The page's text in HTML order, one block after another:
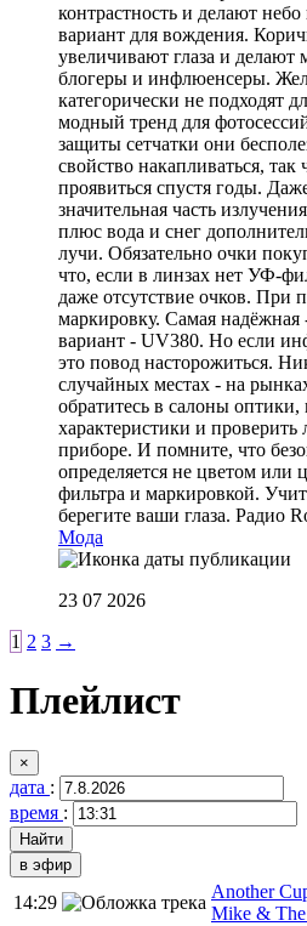
контрастность и делают
вариант для вождения.
увеличивают глаза и
блогеры и инфлюенсеры.
категорически не подходят
модный тренд для
защиты сетчатки они
свойство накапливаться, так
проявиться спустя годы.
значительная часть
плюс вода и снег
лучи. Обязательно очки
что, если в линзах нет УФ-
даже отсутствие очков. При
маркировку. Самая
вариант - UV380. Но если
это повод насторожиться.
случайных местах - на
обратитесь в салоны
характеристики и
приборе. И помните, что
определяется не цветом
фильтра и маркировкой.
берегите ваши глаза. Радио
Мода
23 07 2026
1 2 3 →
Плейлист
×
дата :
время :
в эфир
14:29
Another
Mike &